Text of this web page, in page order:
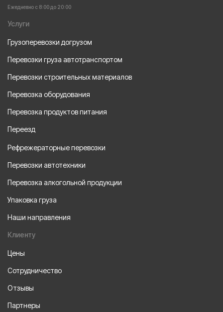
Ежедневно с 8:00 до 20:00
Услуги
Грузоперевозки догрузом
Перевозки груза автотранспортом
Перевозки строительных материалов
Перевозка оборудования
Перевозка продуктов питания
Переезд
Рефрежераторные перевозки
Перевозки автотехники
Перевозка алкогольной продукции
Упаковка груза
Наши направления
Клиенту
Цены
Сотрудничество
Отзывы
Партнеры